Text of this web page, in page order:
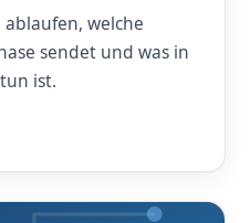
welche
sendet und was in
ist.